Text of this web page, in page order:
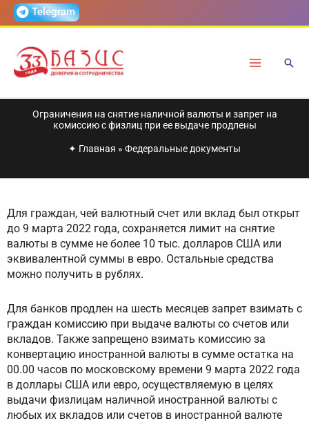
ПерейтиTelegram
Ограничения на снятие наличной валюты и запрет на
комиссию с физлиц при ее выдаче продлены
✦ Главная » Федеральные документы
Для граждан, чей валютный счет или вклад был открыт
до 9 марта 2022 года, сохраняется лимит на снятие
валюты в сумме не более 10 тыс. долларов США или
эквивалентной суммы в евро. Остальные средства
можно получить в рублях.
Для банков продлен на шесть месяцев запрет взимать с
граждан комиссию при выдаче валюты со счетов или
вкладов. Также запрещено взимать комиссию за
конвертацию иностранной валюты в сумме остатка на
00.00 часов по московскому времени 9 марта 2022 года
в доллары США или евро, осуществляемую в целях
выдачи физлицам наличной иностранной валюты с
любых их вкладов или счетов в иностранной валюте